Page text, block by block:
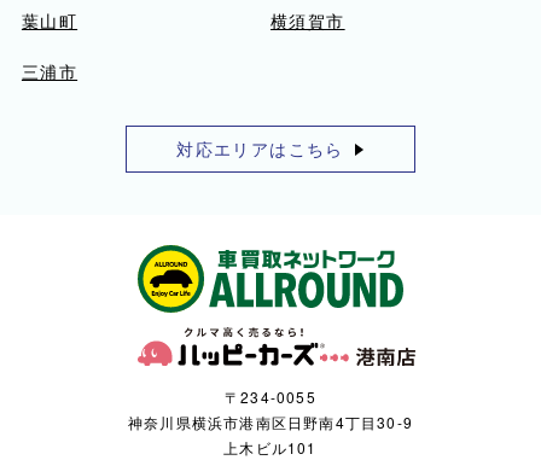
葉山町 横須賀市
三浦市
対応エリアはこちら
〒234-0055
神奈川県横浜市港南区日野南4丁目30-9
上木ビル101